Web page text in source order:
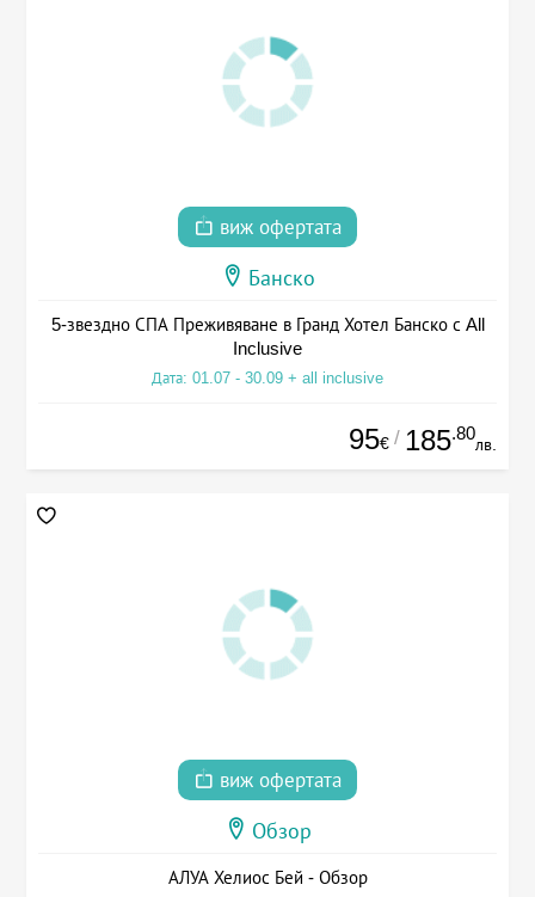
виж офертата
Банско
5-звездно СПА Преживяване в Гранд Хотел Банско с All
Inclusive
Дата: 01.07 - 30.09 + all inclusive
95€ / 185.80
лв.
виж офертата
Обзор
АЛУА Хелиос Бей - Обзор